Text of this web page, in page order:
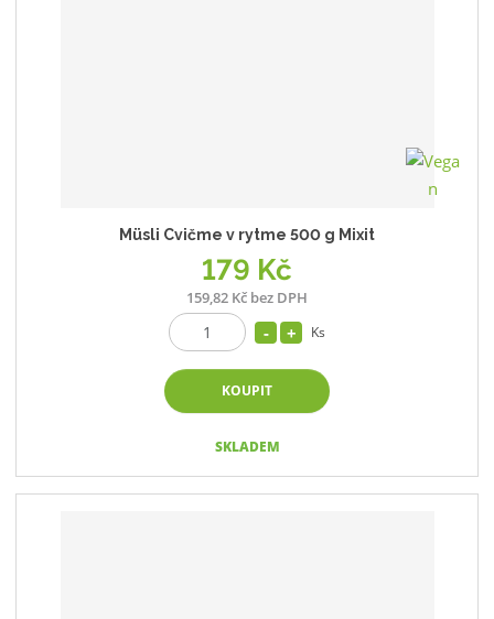
Müsli Cvičme v rytme 500 g Mixit
179 Kč
159,82 Kč bez DPH
Ks
KOUPIT
SKLADEM